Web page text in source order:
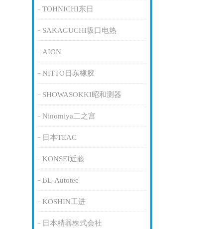
TOHNICHI东日
SAKAGUCHI坂口电热
AION
NITTO日东橡胶
SHOWASOKKI昭和测器
Ninomiya二之宫
日本TEAC
KONSEI近藤
BL-Autotec
KOSHIN工进
日本精器株式会社